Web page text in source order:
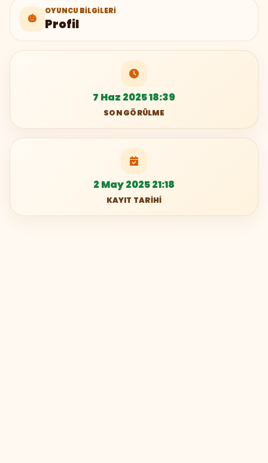
🎃
OYUNCU BILGILERI
Profil
7 Haz 2025 18:39
SON GÖRÜLME
2 May 2025 21:18
KAYIT TARIHI